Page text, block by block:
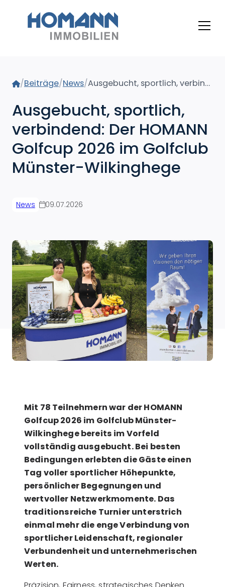
Home
/Beiträge/News/ Ausgebucht, sportlich, verbindend: Der HOMANN Golfcup 2026 im Golfclub Münster-Wilkinghege
Ausgebucht, sportlich,
verbindend: Der HOMANN
Golfcup 2026 im Golfclub
Münster-Wilkinghege
News 09.07.2026
Mit 78 Teilnehmern war der HOMANN
Golfcup 2026 im Golfclub Münster-
Wilkinghege bereits im Vorfeld
vollständig ausgebucht. Bei besten
Bedingungen erlebten die Gäste einen
Tag voller sportlicher Höhepunkte,
persönlicher Begegnungen und
wertvoller Netzwerkmomente. Das
traditionsreiche Turnier unterstrich
einmal mehr die enge Verbindung von
sportlicher Leidenschaft, regionaler
Verbundenheit und unternehmerischen
Werten.